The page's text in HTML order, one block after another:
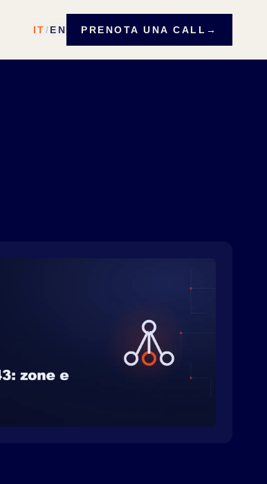
IT/EN PRENOTA UNA CALL →